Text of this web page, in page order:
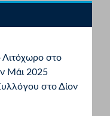
στο
Μάι 2025
στο Δίον